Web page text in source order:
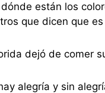
están los
que dicen que
dejó de comer
alegría y sin